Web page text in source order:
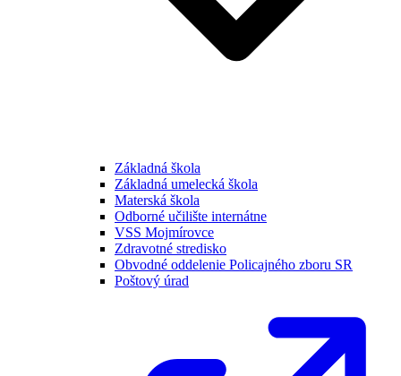
Základná škola
Základná umelecká škola
Materská škola
Odborné učilište internátne
VSS Mojmírovce
Zdravotné stredisko
Obvodné oddelenie Policajného zboru SR
Poštový úrad